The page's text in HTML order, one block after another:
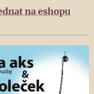
na eshopu